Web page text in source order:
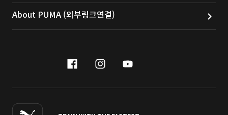
About PUMA (외부링크연결)
facebook
instagram
youtube